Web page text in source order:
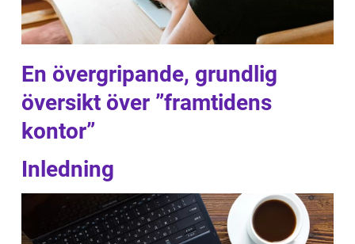
En övergripande, grundlig
översikt över ”framtidens
kontor”
Inledning